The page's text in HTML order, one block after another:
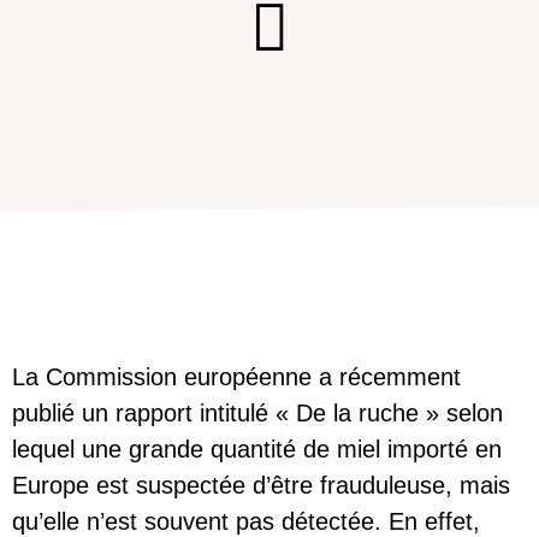
La Commission européenne a récemment
publié un rapport intitulé « De la ruche » selon
lequel une grande quantité de miel importé en
Europe est suspectée d’être frauduleuse, mais
qu’elle n’est souvent pas détectée. En effet,